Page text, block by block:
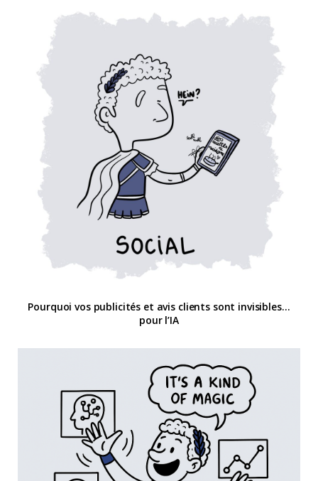
Pourquoi vos publicités et avis clients sont invisibles…
pour l’IA